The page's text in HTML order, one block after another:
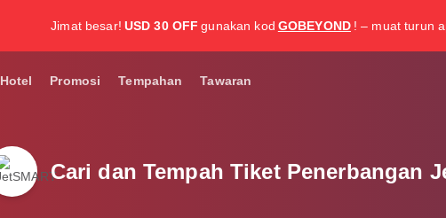
Jimat besar! USD 30 OFF gunakan kod GOBEYOND ! – muat turun
Hotel Promosi Tempahan Tawaran
Cari dan Tempah Tiket Penerbangan